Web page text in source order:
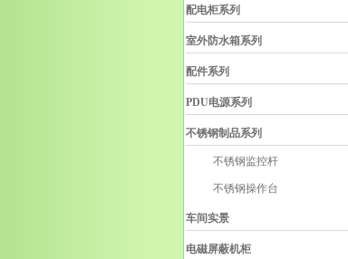
配电柜系列
室外防水箱系列
配件系列
PDU电源系列
不锈钢制品系列
不锈钢监控杆
不锈钢操作台
车间实景
电磁屏蔽机柜